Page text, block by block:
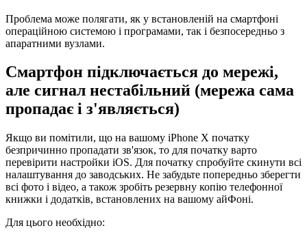
Проблема може полягати, як у встановленій на смартфоні
операційною системою і програмами, так і безпосередньо з
апаратними вузлами.
Смартфон підключається до мережі,
але сигнал нестабільний (мережа сама
пропадає і з'являється)
Якщо ви помітили, що на вашому iPhone X початку
безпричинно пропадати зв'язок, то для початку варто
перевірити настройки iOS. Для початку спробуйте скинути всі
налаштування до заводських. Не забудьте попередньо зберегти
всі фото і відео, а також зробіть резервну копію телефонної
книжки і додатків, встановлених на вашому айФоні.
Для цього необхідно: